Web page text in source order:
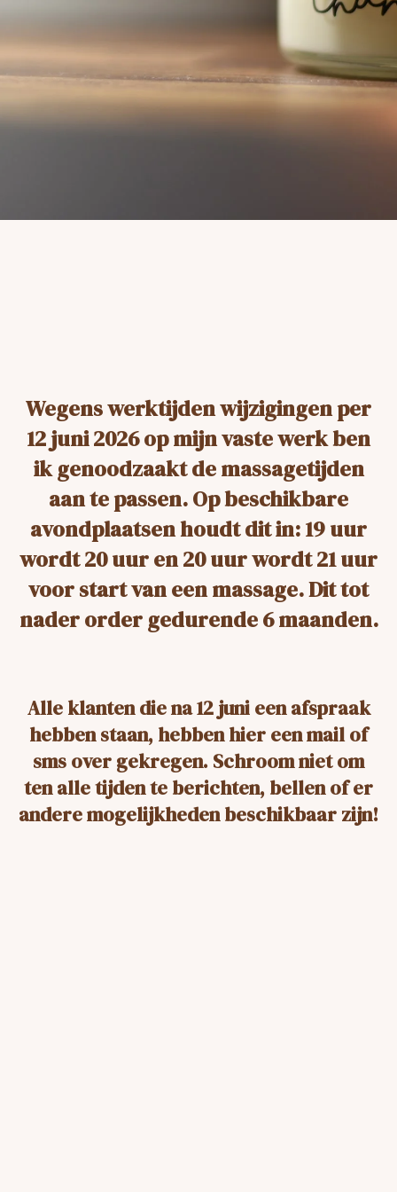
Wegens werktijden wijzigingen per
12 juni 2026 op mijn vaste werk ben
ik genoodzaakt de massagetijden
aan te passen. Op beschikbare
avondplaatsen houdt dit in: 19 uur
wordt 20 uur en 20 uur wordt 21 uur
voor start van een massage. Dit tot
nader order gedurende 6 maanden.
Alle klanten die na 12 juni een afspraak
hebben staan, hebben hier een mail of
sms over gekregen. Schroom niet om
ten alle tijden te berichten, bellen of er
andere mogelijkheden beschikbaar zijn!